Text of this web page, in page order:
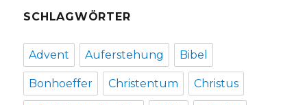
SCHLAGWÖRTER
Advent Auferstehung Bibel
Bonhoeffer Christentum Christus